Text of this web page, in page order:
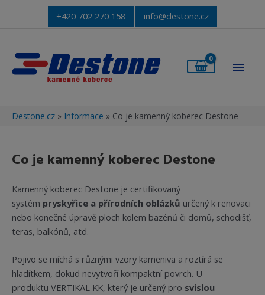
+420 702 270 158 info@destone.cz
Destone.cz » Informace » Co je kamenný koberec Destone
Co je kamenný koberec Destone
Kamenný koberec Destone je certifikovaný
systém pryskyřice a přírodních oblázků určený k renovaci
nebo konečné úpravě ploch kolem bazénů či domů, schodišť,
teras, balkónů, atd.
Pojivo se míchá s různými vzory kameniva a roztírá se
hladítkem, dokud nevytvoří kompaktní povrch. U
produktu VERTIKAL KK, který je určený pro svislou